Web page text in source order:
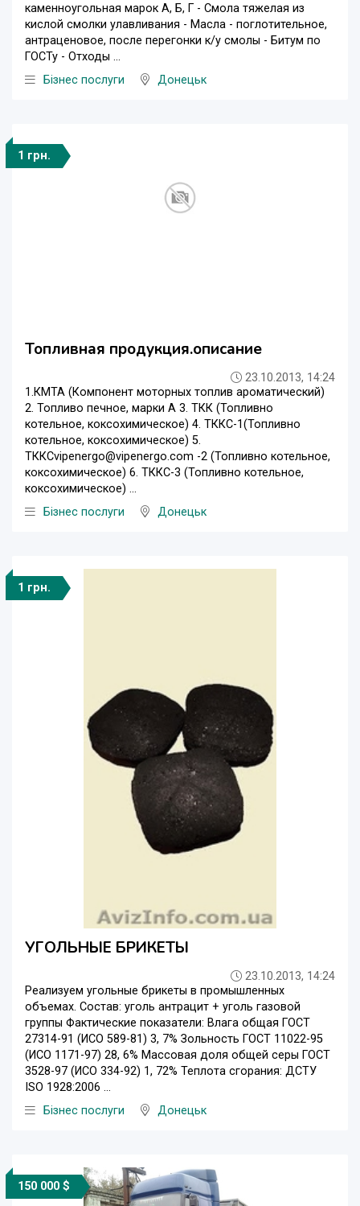
каменноугольная марок А, Б, Г - Смола тяжелая из
кислой смолки улавливания - Масла - поглотительное,
антраценовое, после перегонки к/у смолы - Битум по
ГОСТу - Отходы ...
Бізнес послуги
Донецьк
1 грн.
Топливная продукция.описание
23.10.2013, 14:24
1.КМТА (Компонент моторных топлив ароматический)
2. Топливо печное, марки А 3. ТКК (Топливно
котельное, коксохимическое) 4. ТККС-1(Топливно
котельное, коксохимическое) 5.
ТККСvipenergo@vipenergo.com -2 (Топливно котельное,
коксохимическое) 6. ТККС-3 (Топливно котельное,
коксохимическое) ...
Бізнес послуги
Донецьк
1 грн.
УГОЛЬНЫЕ БРИКЕТЫ
23.10.2013, 14:24
Реализуем угольные брикеты в промышленных
объемах. Состав: уголь антрацит + уголь газовой
группы Фактические показатели: Влага общая ГОСТ
27314-91 (ИСО 589-81) 3, 7% Зольность ГОСТ 11022-95
(ИСО 1171-97) 28, 6% Массовая доля общей серы ГОСТ
3528-97 (ИСО 334-92) 1, 72% Теплота сгорания: ДСТУ
ISO 1928:2006 ...
Бізнес послуги
Донецьк
150 000 $